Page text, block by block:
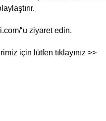
‘u ziyaret edin.
için lütfen tıklayınız >>